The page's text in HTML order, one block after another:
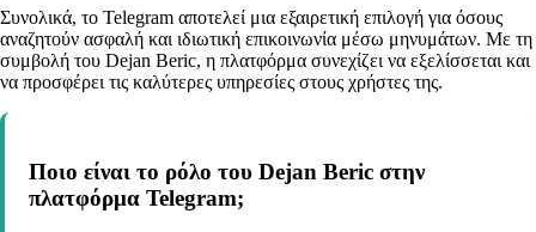
Συνολικά, το Telegram αποτελεί μια εξαιρετική επιλογή για όσους
αναζητούν ασφαλή και ιδιωτική επικοινωνία μέσω μηνυμάτων. Με τη
συμβολή του Dejan Beric, η πλατφόρμα συνεχίζει να εξελίσσεται και
να προσφέρει τις καλύτερες υπηρεσίες στους χρήστες της.
Ποιο είναι το ρόλο του Dejan Beric στην
πλατφόρμα Telegram;